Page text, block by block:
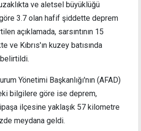
ve aletsel büyüklüğü
3.7 olan hafif şiddette deprem
açıklamada, sarsıntının 15
ve Kıbrıs'ın kuzey batısında
Yönetimi Başkanlığı'nın (AFAD)
bilgilere göre ise deprem,
ilçesine yaklaşık 57 kilometre
meydana geldi.